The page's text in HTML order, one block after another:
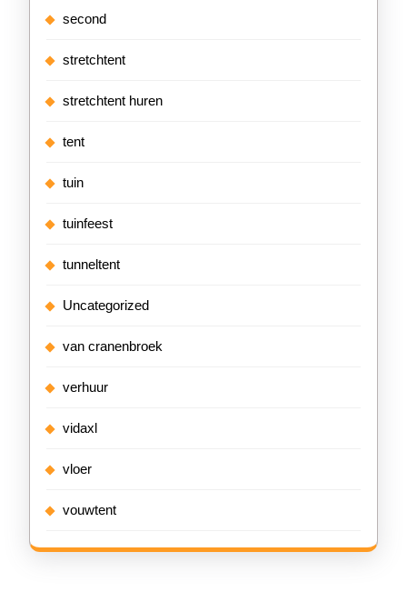
second
stretchtent
stretchtent huren
tent
tuin
tuinfeest
tunneltent
Uncategorized
van cranenbroek
verhuur
vidaxl
vloer
vouwtent